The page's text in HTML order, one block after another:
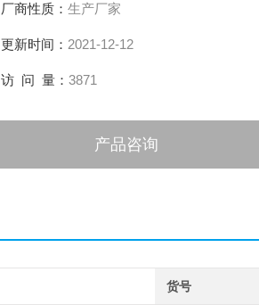
厂商性质： 生产厂家
更新时间： 2021-12-12
访 问 量： 3871
产品咨询
货号